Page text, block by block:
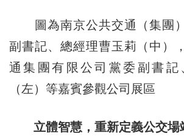
圖為南京公共交通（集團
副書記、總經理曹玉莉（中）
通集團有限公司黨委副書記
（左）等嘉賓參觀公司展區
立體智慧，重新定義公交場